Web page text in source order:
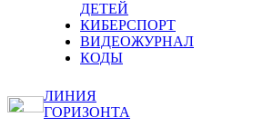
ДЕТЕЙ
КИБЕРСПОРТ
ВИДЕОЖУРНАЛ
КОДЫ
ЛИНИЯ
ГОРИЗОНТА